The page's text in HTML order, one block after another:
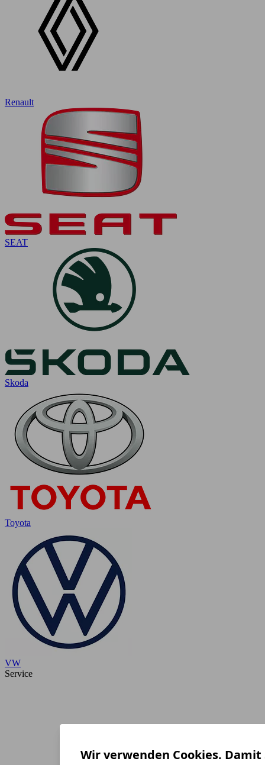
Renault
SEAT
Skoda
Toyota
VW
Service
Wir verwenden Cookies.